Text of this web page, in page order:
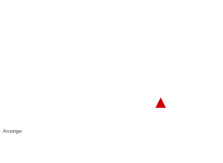
▲
Anzeige